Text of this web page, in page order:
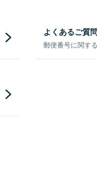
よくあるご質
郵便番号に関す